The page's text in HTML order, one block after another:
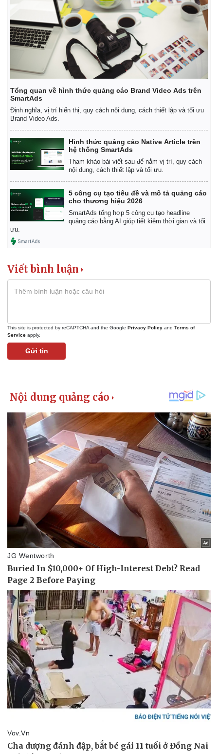
Kinh tế
Bất động sản
Khởi nghiệp
Thị trường
Giá vàng
Tiêu dùng
Tỷ giá
Chứng khoán
Giá cà phê
Tổng quan về hình thức quảng cáo Brand Video Ads trên
SmartAds
Định nghĩa, vị trí hiển thị, quy cách nội dung, cách thiết lập và tối ưu
Brand Video Ads.
Hình thức quảng cáo Native Article trên
hệ thống SmartAds
Tham khảo bài viết sau để nắm vị trí, quy cách
nội dung, cách thiết lập và tối ưu.
5 công cụ tạo tiêu đề và mô tả quảng cáo
cho thương hiệu 2026
SmartAds tổng hợp 5 công cụ tạo headline
quảng cáo bằng AI giúp tiết kiệm thời gian và tối
ưu.
Viết bình luận
This site is protected by reCAPTCHA and the Google Privacy Policy and Terms of
Service apply.
Gửi tin